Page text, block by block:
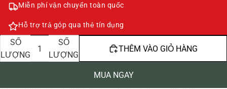
Miễn phí vận chuyển toàn quốc
Hỗ trợ trả góp qua thẻ tín dụng
GIẢM
SỐ
LƯỢNG
TĂNG
SỐ
LƯỢNG
THÊM VÀO GIỎ HÀNG
MUA NGAY